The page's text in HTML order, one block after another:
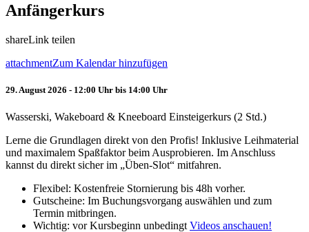
Anfängerkurs
shareLink teilen
attachmentZum Kalendar hinzufügen
29. August 2026 - 12:00 Uhr bis 14:00 Uhr
Wasserski, Wakeboard & Kneeboard Einsteigerkurs (2 Std.)
Lerne die Grundlagen direkt von den Profis! Inklusive Leihmaterial
und maximalem Spaßfaktor beim Ausprobieren. Im Anschluss
kannst du direkt sicher im „Üben-Slot“ mitfahren.
Flexibel: Kostenfreie Stornierung bis 48h vorher.
Gutscheine: Im Buchungsvorgang auswählen und zum
Termin mitbringen.
Wichtig: vor Kursbeginn unbedingt Videos anschauen!